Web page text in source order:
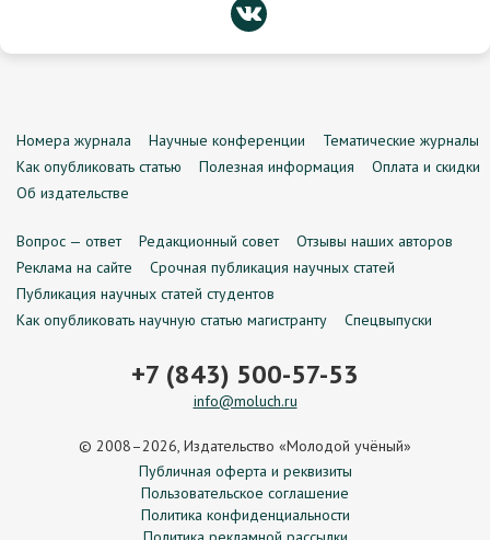
Номера журнала Научные конференции
Тематические журналы
Как опубликовать статью
Полезная информация
Оплата и скидки
Об издательстве
Вопрос — ответ Редакционный совет
Отзывы наших авторов
Реклама на сайте
Срочная публикация научных статей
Публикация научных статей студентов
Как опубликовать научную статью магистранту
Спецвыпуски
+7 (843) 500-57-53
info@moluch.ru
© 2008–2026, Издательство «Молодой учёный»
Публичная оферта и реквизиты
Пользовательское соглашение
Политика конфиденциальности